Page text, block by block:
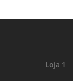
Loja 1